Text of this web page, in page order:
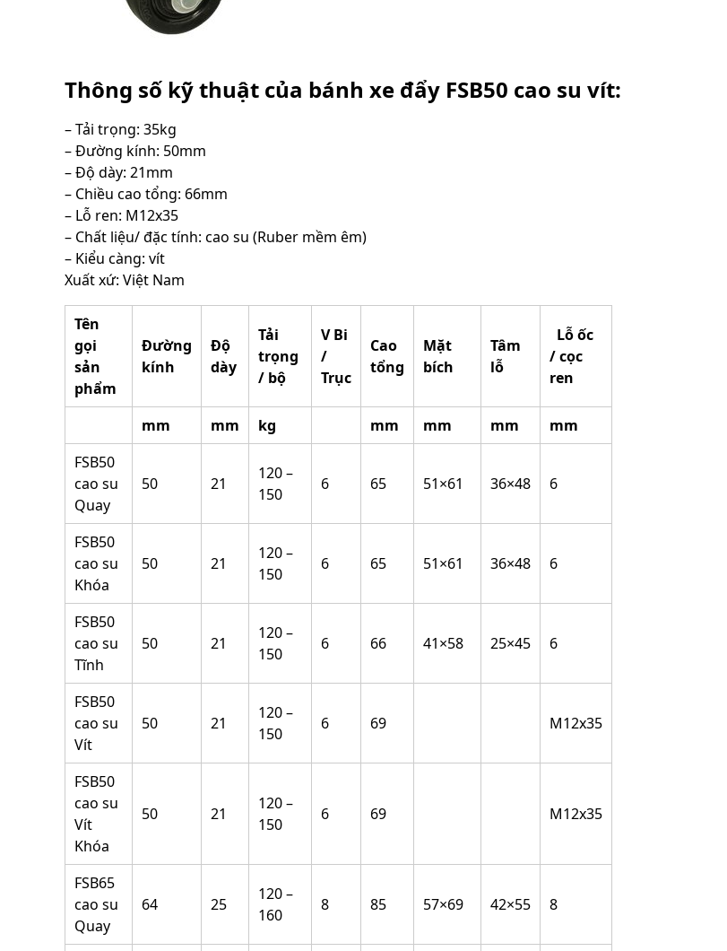
Thông số kỹ thuật của bánh xe đẩy FSB50 cao su vít:
– Tải trọng: 35kg
– Đường kính: 50mm
– Độ dày: 21mm
– Chiều cao tổng: 66mm
– Lỗ ren: M12x35
– Chất liệu/ đặc tính: cao su (Ruber mềm êm)
– Kiểu càng: vít
Xuất xứ: Việt Nam
Tên
gọi
sản
phẩm
Đường
kính
Độ
dày
Tải
trọng
/ bộ
V Bi
/
Trục
Cao
tổng
Mặt
bích
Tâm
lỗ
Lỗ ốc
/ cọc
ren
mm mm kg mm mm mm
mm
FSB50
cao su
Quay
50 21
120 –
150
6 65 51×61 36×48 6
FSB50
cao su
Khóa
50 21
120 –
150
6 65 51×61 36×48 6
FSB50
cao su
Tĩnh
50 21
120 –
150
6 66 41×58 25×45 6
FSB50
cao su
Vít
50 21
120 –
150
6 69 M12x35
FSB50
cao su
Vít
Khóa
50 21
120 –
150
6 69 M12x35
FSB65
cao su
Quay
64 25
120 –
160
8 85 57×69 42×55 8